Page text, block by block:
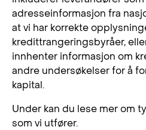
adresseinformasjon fra
at vi har korrekte
kredittrangeringsbyråer,
innhenter informasjon om
andre undersøkelser for å
kapital.
Under kan du lese mer om
som vi utfører.